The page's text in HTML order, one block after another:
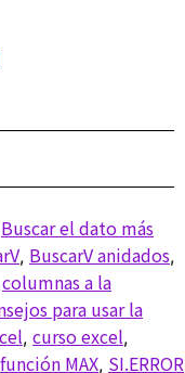
Buscar el dato más
, BuscarV anidados,
columnas a la
para usar la
, curso excel,
función MAX, SI.ERROR